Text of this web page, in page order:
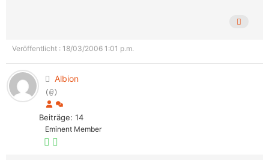
Veröffentlicht : 18/03/2006 1:01 p.m.
Albion
(@)
Beiträge: 14
Eminent Member